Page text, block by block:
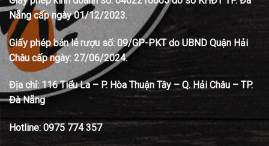
Nẵng cấp ngày 01/12/2023.
Giấy phép bán lẻ rượu số: 09/GP-PKT do UBND Quận Hải
Châu cấp ngày: 27/06/2024.
Địa chỉ: 116 Tiểu La – P. Hòa Thuận Tây – Q. Hải Châu – TP.
Đà Nẵng
Hotline: 0975 774 357